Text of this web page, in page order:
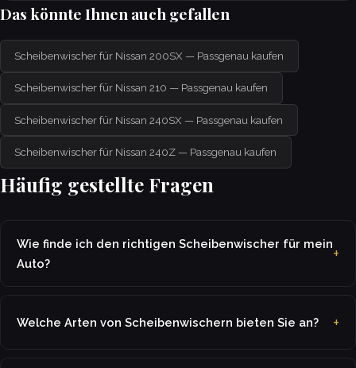
Das könnte Ihnen auch gefallen
Scheibenwischer für Nissan 200SX — Passgenau kaufen
Scheibenwischer für Nissan 210 — Passgenau kaufen
Scheibenwischer für Nissan 240SX — Passgenau kaufen
Scheibenwischer für Nissan 240Z — Passgenau kaufen
Häufig gestellte Fragen
Wie finde ich den richtigen Scheibenwischer für mein
Auto?
Welche Arten von Scheibenwischern bieten Sie an?